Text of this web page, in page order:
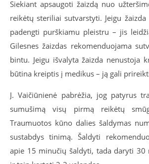
Siekiant apsaugoti žaizdą nuo
reikėtų steriliai sutvarstyti. Jeigu
padengti purškiamu pleistru – jis
Gilesnes žaizdas rekomenduojama
bintu. Jeigu išvalyta žaizda nenustoja
būtina kreiptis į medikus – ją gali
J. Vaičiūnienė pabrėžia, jog patyrus
sumušimą visų pirmą reikėtų
Traumuotos kūno dalies šaldymas
sustabdys tinimą. Šaldyti
apie 15 minučių šaldyti, tada daryti 30